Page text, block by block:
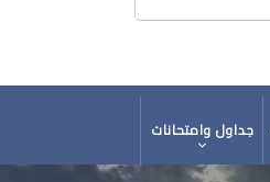
جداول وامتحانات